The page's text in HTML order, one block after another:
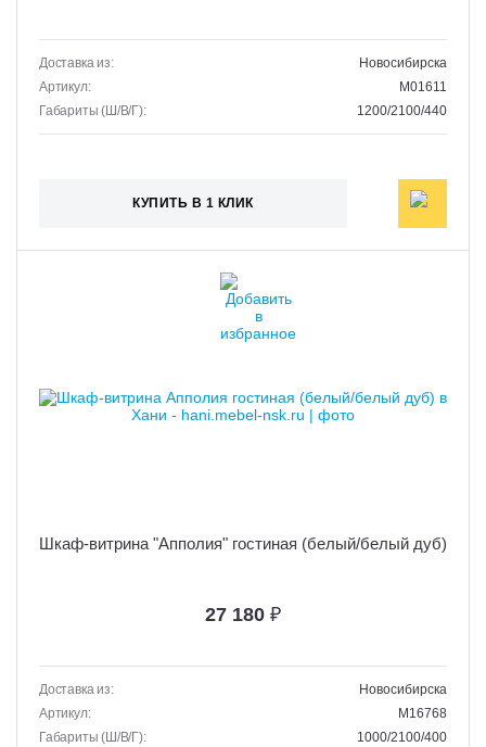
Доставка из:
Новосибирска
Артикул:
M01611
Габариты (Ш/В/Г):
1200/2100/440
КУПИТЬ В 1 КЛИК
Шкаф-витрина "Апполия" гостиная (белый/белый дуб)
27 180 ₽
Доставка из:
Новосибирска
Артикул:
M16768
Габариты (Ш/В/Г):
1000/2100/400